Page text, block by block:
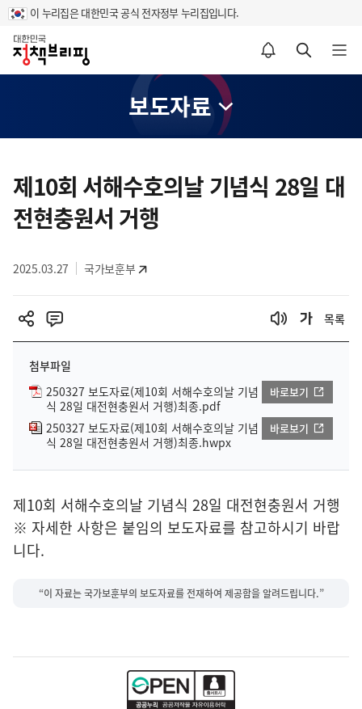
이 누리집은 대한민국 공식 전자정부 누리집입니다.
홈
알림설정 바로가기 검색 바로가기 메뉴 열기
보도자료
텐
츠
영
제10회 서해수호의날 기념식 28일 대
전현충원서 거행
2025.03.27 국가보훈부
목록
첨부파일
250327 보도자료(제10회 서해수호의날 기념
식 28일 대전현충원서 거행)최종.pdf
바로보기
250327 보도자료(제10회 서해수호의날 기념
식 28일 대전현충원서 거행)최종.hwpx
바로보기
제10회 서해수호의날 기념식 28일 대전현충원서 거행
※ 자세한 사항은 붙임의 보도자료를 참고하시기 바랍
니다.
“이 자료는 국가보훈부의 보도자료를 전재하여 제공함을 알려드립니다.”